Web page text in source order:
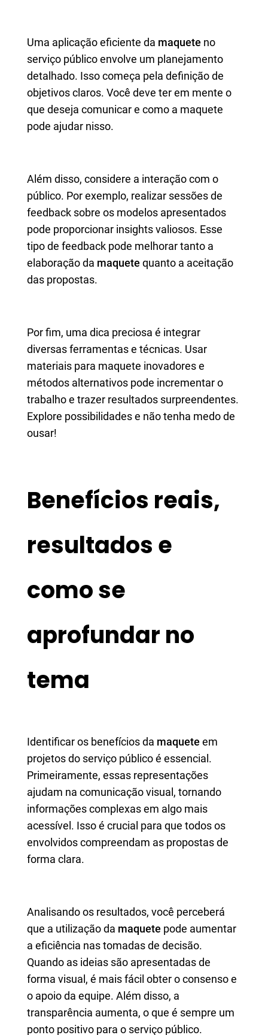
Uma aplicação eficiente da maquete no
serviço público envolve um planejamento
detalhado. Isso começa pela definição de
objetivos claros. Você deve ter em mente o
que deseja comunicar e como a maquete
pode ajudar nisso.
Além disso, considere a interação com o
público. Por exemplo, realizar sessões de
feedback sobre os modelos apresentados
pode proporcionar insights valiosos. Esse
tipo de feedback pode melhorar tanto a
elaboração da maquete quanto a aceitação
das propostas.
Por fim, uma dica preciosa é integrar
diversas ferramentas e técnicas. Usar
materiais para maquete inovadores e
métodos alternativos pode incrementar o
trabalho e trazer resultados surpreendentes.
Explore possibilidades e não tenha medo de
ousar!
Benefícios reais,
resultados e
como se
aprofundar no
tema
Identificar os benefícios da maquete em
projetos do serviço público é essencial.
Primeiramente, essas representações
ajudam na comunicação visual, tornando
informações complexas em algo mais
acessível. Isso é crucial para que todos os
envolvidos compreendam as propostas de
forma clara.
Analisando os resultados, você perceberá
que a utilização da maquete pode aumentar
a eficiência nas tomadas de decisão.
Quando as ideias são apresentadas de
forma visual, é mais fácil obter o consenso e
o apoio da equipe. Além disso, a
transparência aumenta, o que é sempre um
ponto positivo para o serviço público.